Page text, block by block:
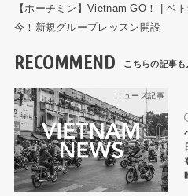
【ホーチミン】Vietnam GO！ | ベ
今！新規グループレッスン開設
RECOMMEND
ニュース記事